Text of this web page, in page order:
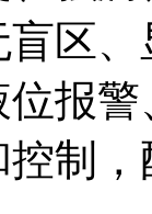
区
报
制